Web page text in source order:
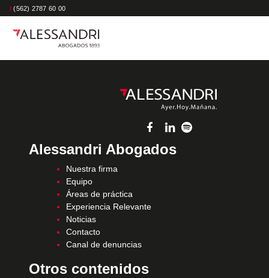
/ (562) 2787 60 00
Alessandri Abogados
Nuestra firma
Equipo
Áreas de práctica
Experiencia Relevante
Noticias
Contacto
Canal de denuncias
Otros contenidos